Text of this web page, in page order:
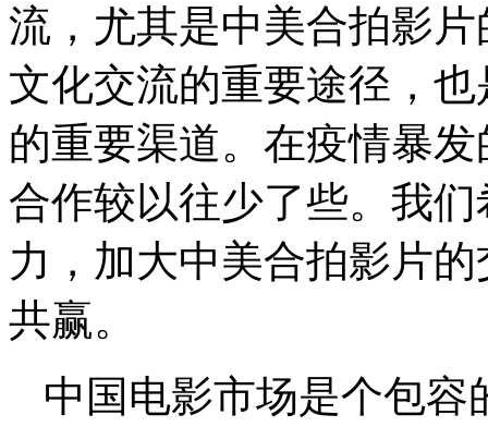
流，尤其是中美合拍影
文化交流的重要途径，
的重要渠道。在疫情暴
合作较以往少了些。我
力，加大中美合拍影片
共赢。
中国电影市场是个包